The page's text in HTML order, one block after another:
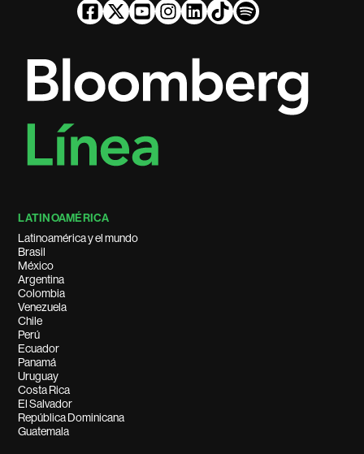
LATINOAMÉRICA
Latinoamérica y el mundo
Brasil
México
Argentina
Colombia
Venezuela
Chile
Perú
Ecuador
Panamá
Uruguay
Costa Rica
El Salvador
República Dominicana
Guatemala